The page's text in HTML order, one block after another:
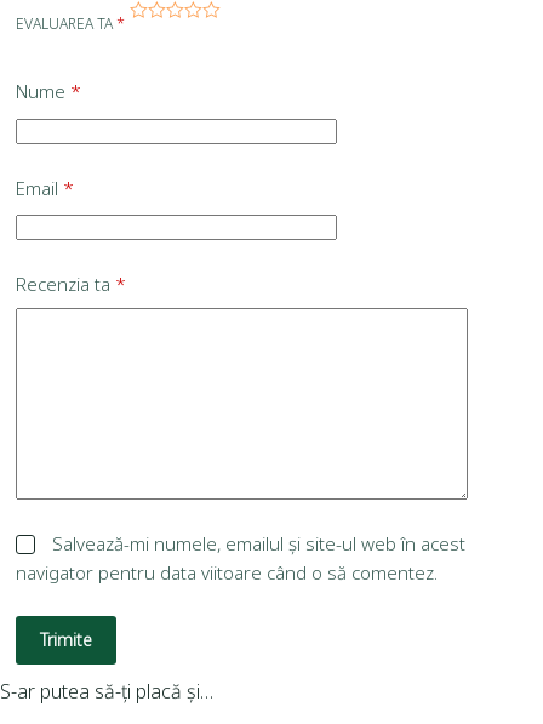
EVALUAREA TA*
Nume *
Email *
Recenzia ta *
Salvează-mi numele, emailul și site-ul web în acest
navigator pentru data viitoare când o să comentez.
Trimite
S-ar putea să-ți placă și…